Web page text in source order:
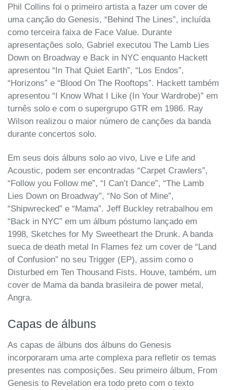
Phil Collins foi o primeiro artista a fazer um cover de
uma canção do Genesis, “Behind The Lines”, incluída
como terceira faixa de Face Value. Durante
apresentações solo, Gabriel executou The Lamb Lies
Down on Broadway e Back in NYC enquanto Hackett
apresentou “In That Quiet Earth”, “Los Endos”,
“Horizons” e “Blood On The Rooftops”. Hackett também
apresentou “I Know What I Like (In Your Wardrobe)” em
turnês solo e com o supergrupo GTR em 1986. Ray
Wilson realizou o maior número de canções da banda
durante concertos solo.
Em seus dois álbuns solo ao vivo, Live e Life and
Acoustic, podem ser encontradas “Carpet Crawlers”,
“Follow you Follow me”, “I Can’t Dance”, “The Lamb
Lies Down on Broadway”, “No Son of Mine”,
“Shipwrecked” e “Mama”. Jeff Buckley retrabalhou em
“Back in NYC” em um álbum póstumo lançado em
1998, Sketches for My Sweetheart the Drunk. A banda
sueca de death metal In Flames fez um cover de “Land
of Confusion” no seu Trigger (EP), assim como o
Disturbed em Ten Thousand Fists. Houve, também, um
cover de Mama da banda brasileira de power metal,
Angra.
Capas de álbuns
As capas de álbuns dos álbuns do Genesis
incorporaram uma arte complexa para refletir os temas
presentes nas composições. Seu primeiro álbum, From
Genesis to Revelation era todo preto com o texto